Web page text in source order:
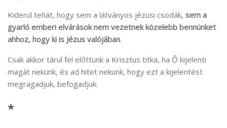
Kiderül tehát, hogy sem a látványos jézusi csodák, sem a
gyarló emberi elvárások nem vezetnek közelebb bennünket
ahhoz, hogy ki is Jézus valójában.
Csak akkor tárul fel előttünk a Krisztus titka, ha Ő kijelenti
magát nekünk, és ad hitet nekünk, hogy ezt a kijelentést
megragadjuk, befogadjuk.
*